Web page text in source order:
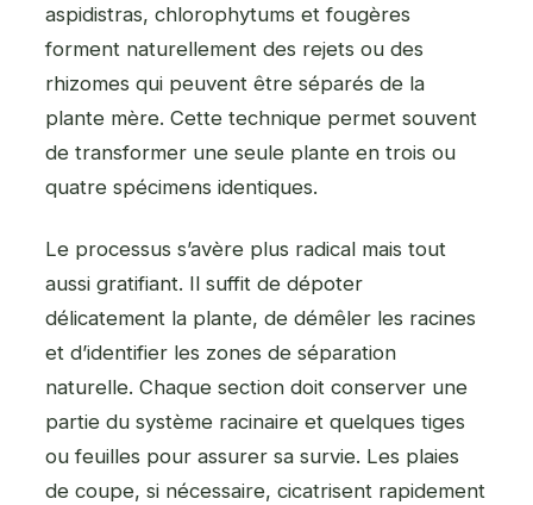
aspidistras, chlorophytums et fougères
forment naturellement des rejets ou des
rhizomes qui peuvent être séparés de la
plante mère. Cette technique permet souvent
de transformer une seule plante en trois ou
quatre spécimens identiques.
Le processus s’avère plus radical mais tout
aussi gratifiant. Il suffit de dépoter
délicatement la plante, de démêler les racines
et d’identifier les zones de séparation
naturelle. Chaque section doit conserver une
partie du système racinaire et quelques tiges
ou feuilles pour assurer sa survie. Les plaies
de coupe, si nécessaire, cicatrisent rapidement